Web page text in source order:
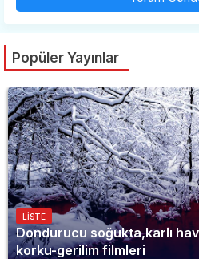
Popüler Yayınlar
LISTE
Dondurucu soğukta,karlı
korku-gerilim filmleri